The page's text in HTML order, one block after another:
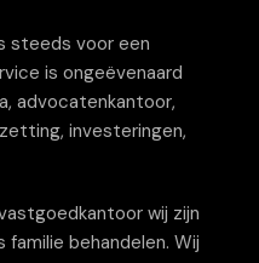
steeds voor een
is ongeëvenaard
advocatenkantoor,
investeringen,
wij zijn
behandelen. Wij